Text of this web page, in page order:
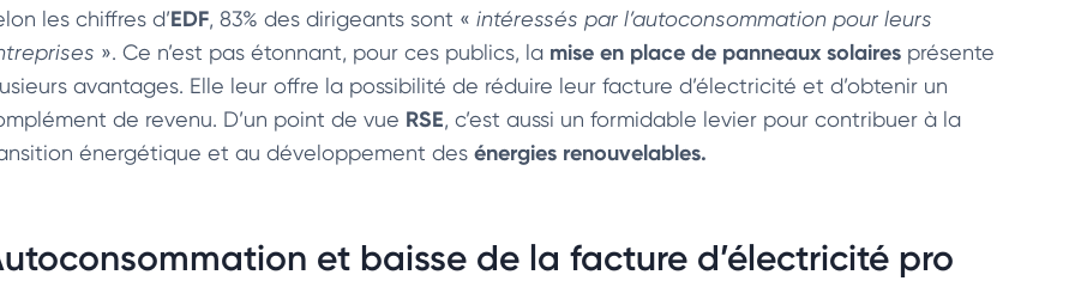
les chiffres d’EDF, 83% des dirigeants sont « intéressés par l’autoconsommation pour leurs
». Ce n’est pas étonnant, pour ces publics, la mise en place de panneaux solaires présente
avantages. Elle leur offre la possibilité de réduire leur facture d’électricité et d’obtenir un
de revenu. D’un point de vue RSE, c’est aussi un formidable levier pour contribuer à la
énergétique et au développement des énergies renouvelables.
et baisse de la facture d’électricité pro